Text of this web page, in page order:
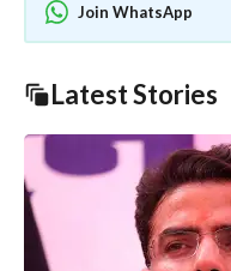
Join WhatsApp
Latest Stories